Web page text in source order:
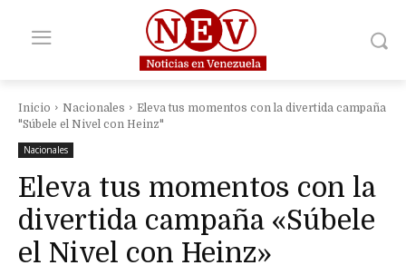
Inicio Nacionales
Eleva tus momentos con la divertida campaña
"Súbele el Nivel con Heinz"
Nacionales
Eleva tus momentos con la
divertida campaña «Súbele
el Nivel con Heinz»